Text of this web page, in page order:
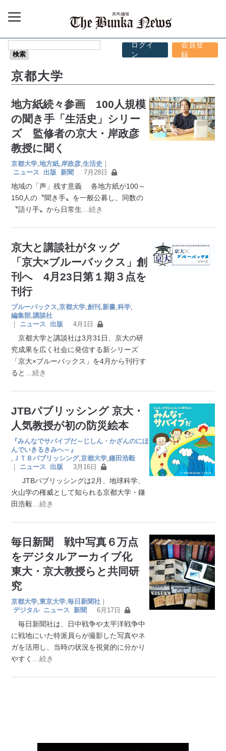
ログイ
ン
会員登
録
京都大学
地方紙続々参画 100人規模
の聞き手「生活史」シリー
ズ 監修者の京大・岸政彦
教授に聞く
京都大学 ,地方紙 岸政彦 ,生活史 ｜
ニュース
出版 新聞 7月28日
地域の「声」残す意義 各地方紙が100～
150人の〝聞き手〟を一般公募し、同数の
〝語り手〟から日常生 …続き
京大と講談社がタッグ
「京大×ブルーバックス」創
刊へ 4月23日第１期３点を
刊行
ブルーバックス ,京都大学 ,創刊 新書 ,科学
編集部 ,講談社
｜
ニュース 出版 4月1日
京都大学と講談社は3月31日、京大の研
究成果を広く社会に発信する新シリーズ
「京大×ブルーバックス」を4月から刊行す
ると
…続き
JTBパブリッシング 京大・
人気教授が初の防災絵本
『みんなでサバイブだ～じしん・かざんのにほ
んでいきるきみへ～』
ＪＴＢパブリッシング,京都大学 ,鎌田浩毅
｜
ニュース 出版 3月16日
JTBパブリッシングは2月、地球科学、
火山学の権威として知られる京都大学・鎌
田浩毅 …続き
毎日新聞 戦中写真６万点
をデジタルアーカイブ化
東大・京大教授らと共同研
究
京都大学 ,東京大学 ,毎日新聞社 ｜
デジタル ニュース 新聞 6月17日
毎日新聞社は、日中戦争や太平洋戦争中
に戦地にいた特派員らが撮影した写真やネ
ガを活用し、当時の状況を視覚的に分かり
やすく
…続き